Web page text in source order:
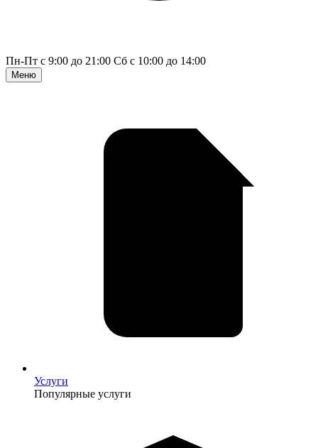
Пн-Пт с 9:00 до 21:00 Сб с 10:00 до 14:00
Меню
Услуги
Популярные услуги